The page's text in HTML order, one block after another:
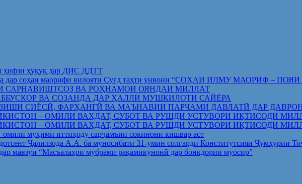
ҳифзи ҳуқуқ дар ДИС ДДТТ
дар соҳаи маорифи вилояти Суғд таҳти унвони “СОҲАИ ИЛМУ МАОРИФ
САРНАВИШТСОЗ ВА РОҲНАМОИ ОЯНДАИ МИЛЛАТ
ВА СОЗАНДА ДАР ҲАЛЛИ МУШКИЛОТИ САЙЁРА
СИЁСӢ, ФАРҲАНГӢ ВА МАЪНАВИИ ПАРЧАМИ ДАВЛАТӢ ДАР
– ОМИЛИ ВАҲДАТ, СУБОТ ВА РУШДИ УСТУВОРИ ИҚТИСОДИ
– ОМИЛИ ВАҲДАТ, СУБОТ ВА РУШДИ УСТУВОРИ ИҚТИСОДИ
муҳими иттиҳоду сарҷамъии сокинони кишвар аст
Ҷалилзода А.А. ба муносибати 31-умин солгарди Конститутсияи Ҷумҳурии
мавзуи “Масъалаҳои мубрами рақамикунонӣ дар бонкдории муосир”